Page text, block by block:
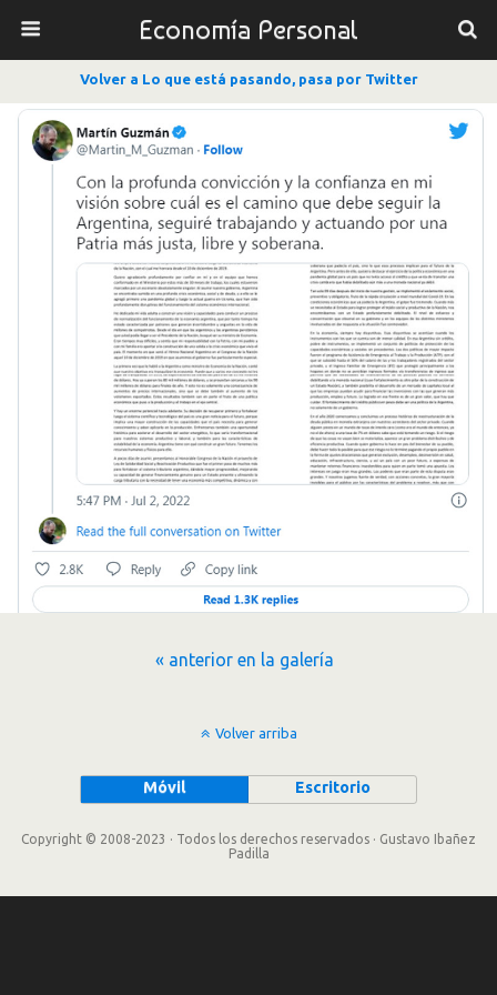
Economía Personal
Volver a Lo que está pasando, pasa por Twitter
« anterior en la galería
Volver arriba
Móvil Escritorio
Copyright © 2008-2023 · Todos los derechos reservados · Gustavo Ibañez
Padilla